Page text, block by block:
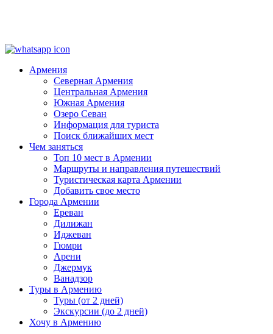
Армения
Северная Армения
Центральная Армения
Южная Армения
Озеро Севан
Информация для туриста
Поиск ближайших мест
Чем заняться
Топ 10 мест в Армении
Маршруты и направления путешествий
Туристическая карта Армении
Добавить свое место
Города Армении
Ереван
Дилижан
Иджеван
Гюмри
Арени
Джермук
Ванадзор
Туры в Армению
Туры (от 2 дней)
Экскурсии (до 2 дней)
Хочу в Армению